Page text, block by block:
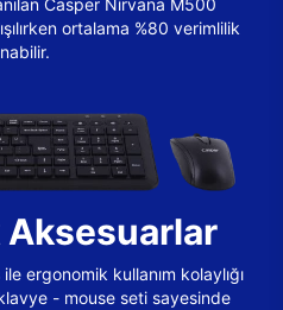
Casper Nirvana M500
ortalama %80 verimlilik
Aksesuarlar
ergonomik kullanım kolaylığı
- mouse seti sayesinde